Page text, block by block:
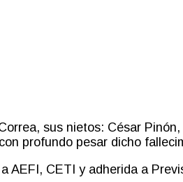
sus nietos: César
profundo pesar dicho
AEFI, CETI y adherida a